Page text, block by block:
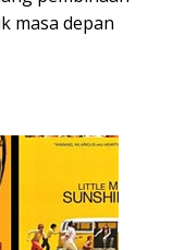
masa depan